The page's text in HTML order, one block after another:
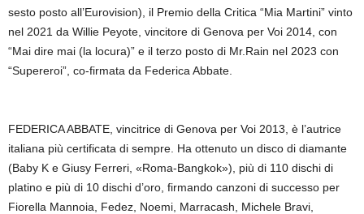
sesto posto all’Eurovision), il Premio della Critica “Mia Martini” vinto
nel 2021 da Willie Peyote, vincitore di Genova per Voi 2014, con
“Mai dire mai (la locura)” e il terzo posto di Mr.Rain nel 2023 con
“Supereroi”, co-firmata da Federica Abbate.
FEDERICA ABBATE, vincitrice di Genova per Voi 2013, è l’autrice
italiana più certificata di sempre. Ha ottenuto un disco di diamante
(Baby K e Giusy Ferreri, «Roma-Bangkok»), più di 110 dischi di
platino e più di 10 dischi d’oro, firmando canzoni di successo per
Fiorella Mannoia, Fedez, Noemi, Marracash, Michele Bravi,